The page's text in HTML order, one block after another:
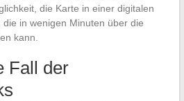
die Karte in einer digitalen
in wenigen Minuten über die
kann.
Fall der